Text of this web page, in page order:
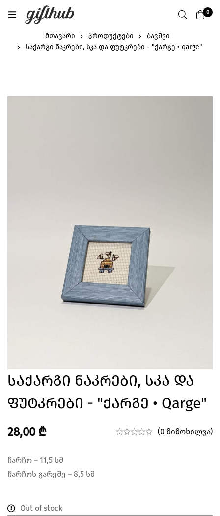
0
მთავარი პროდუქტები
ბავშვი
საქარგი ნაკრები, სკა და ფუტკრები - "ქარგე • qarge"
Საქარგი Ნაკრები, Სკა Და
Ფუტკრები - "ქარგე • Qarge"
28,00 ₾ (0 მიმოხილვა)
ჩარჩო – 11,5 სმ
ჩარჩოს გარეშე – 8,5 სმ
Out of stock